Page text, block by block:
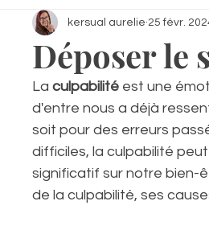
Déposer le
kersual aurelie 25 févr.
La culpabilité est une
d'entre nous a déjà
soit pour des erreurs
difficiles, la culpabilité
significatif sur notre bien-
de la culpabilité, ses